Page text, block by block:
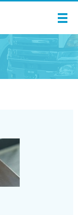
メ